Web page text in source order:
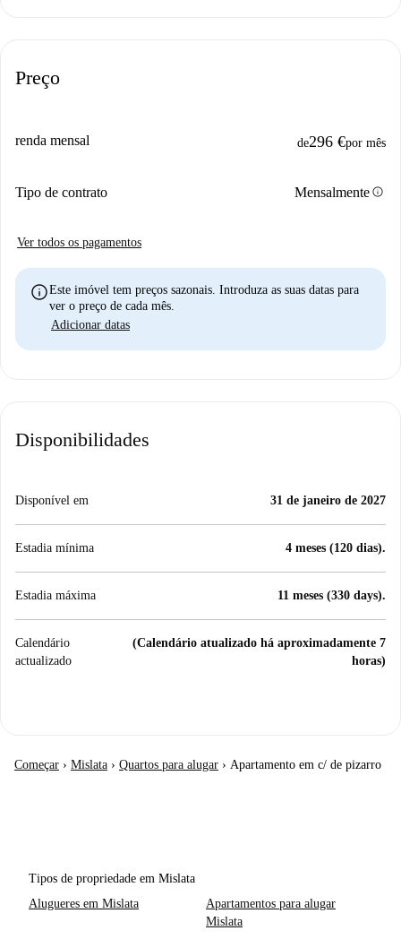
Preço
renda mensal de296 €por mês
Tipo de contrato Mensalmenteinfo
Ver todos os pagamentos
infoEste imóvel tem preços sazonais. Introduza as suas datas para
ver o preço de cada mês.
Adicionar datas
Disponibilidades
Disponível em 31 de janeiro de 2027
Estadia mínima 4 meses (120 dias).
Estadia máxima 11 meses (330 days).
Calendário
actualizado
(Calendário atualizado há aproximadamente 7
horas)
Começar › Mislata › Quartos para alugar › Apartamento em c/ de pizarro
Tipos de propriedade em Mislata
Alugueres em Mislata
Apartamentos para alugar
Mislata